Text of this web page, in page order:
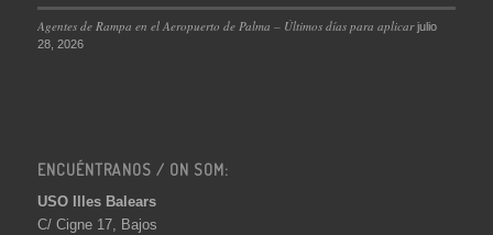
Agentes de Rampa en el Aeropuerto de Palma – Últimos días para aplicar julio
28, 2026
ENCUÉNTRANOS / ON SOM:
USO Illes Balears
C/ Cigne 17, Bajos